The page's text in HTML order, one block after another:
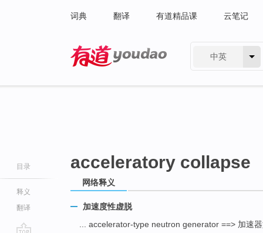
词典 翻译 有道精品课 云笔记
中英
目录
释义
翻译
acceleratory collapse
网络释义
加速度性虚脱
... accelerator-type neutron generator ==> 加速